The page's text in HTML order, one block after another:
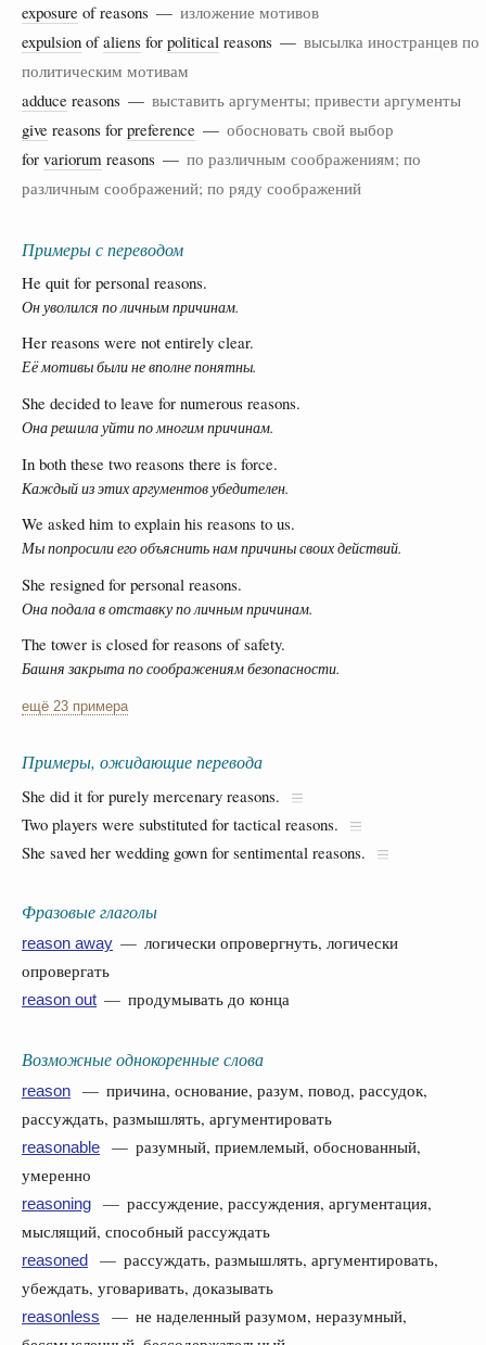
exposure of reasons — изложение мотивов
expulsion ofaliens for political reasons — высылка иностранцев по
политическим мотивам
adduce reasons — выставить аргументы; привести аргументы
give reasons for preference — обосновать свой выбор
for variorum reasons — по различным соображениям; по
различным соображений; по ряду соображений
Примеры с переводом
He quit for personal reasons.
Он уволился по личным причинам.
Her reasons were not entirely clear.
Её мотивы были не вполне понятны.
She decided to leave for numerous reasons.
Она решила уйти по многим причинам.
In both these two reasons there is force.
Каждый из этих аргументов убедителен.
We asked him to explain his reasons to us.
Мы попросили его объяснить нам причины своих действий.
She resigned for personal reasons.
Она подала в отставку по личным причинам.
The tower is closed for reasons of safety.
Башня закрыта по соображениям безопасности.
ещё 23 примера
Примеры, ожидающие перевода
She did it for purely mercenary reasons.
Two players were substituted for tactical reasons.
She saved her wedding gown for sentimental reasons.
Фразовые глаголы
reason away — логически опровергнуть, логически
опровергать
reason out — продумывать до конца
Возможные однокоренные слова
reason
— причина, основание, разум, повод, рассудок,
рассуждать, размышлять, аргументировать
reasonable
— разумный, приемлемый, обоснованный,
умеренно
reasoning
— рассуждение, рассуждения, аргументация,
мыслящий, способный рассуждать
reasoned
— рассуждать, размышлять, аргументировать,
убеждать, уговаривать, доказывать
reasonless
— не наделенный разумом, неразумный,